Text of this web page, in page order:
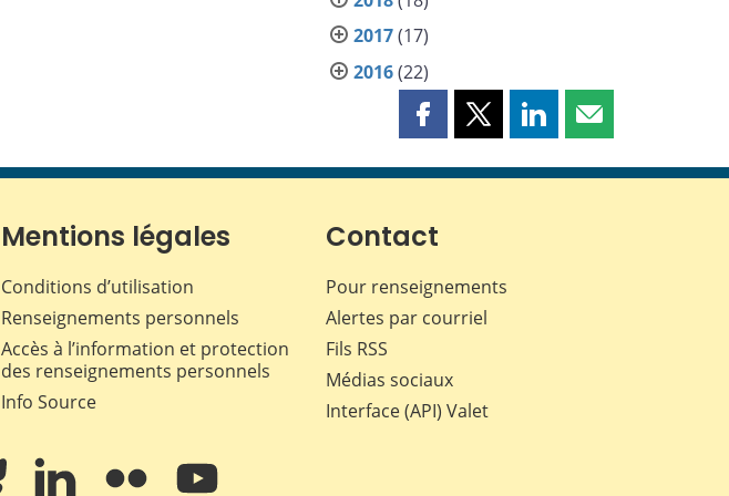
2017(17)
2016(22)
Partager
page
Facebook
Partager
page
Partager
page
Partager
page
Mentions légales
Conditions d’utilisation
Renseignements personnels
Accès à l’information et protection
des renseignements personnels
Info Source
Contact
Pour renseignements
Alertes par courriel
Fils RSS
Médias sociaux
Interface (API) Valet